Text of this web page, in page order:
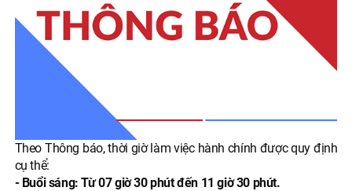
Theo Thông báo, thời giờ làm việc hành chính được quy định
cụ thể:
- Buổi sáng: Từ 07 giờ 30 phút đến 11 giờ 30 phút.